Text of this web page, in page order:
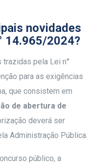
novidades
14.965/2024?
trazidas pela Lei n°
para as exigências
que consistem em
de abertura de
deverá ser
Administração Pública.
público, a